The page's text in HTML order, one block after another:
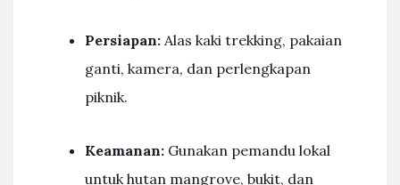
Persiapan: Alas kaki trekking, pakaian
ganti, kamera, dan perlengkapan
piknik.
Keamanan: Gunakan pemandu lokal
untuk hutan mangrove, bukit, dan